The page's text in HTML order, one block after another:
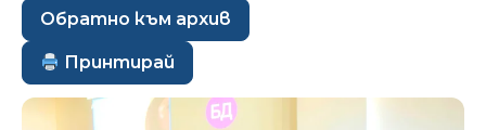
Обратно към архив
Принтирай